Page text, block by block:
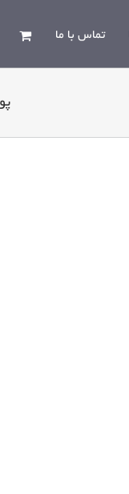
تماس با ما